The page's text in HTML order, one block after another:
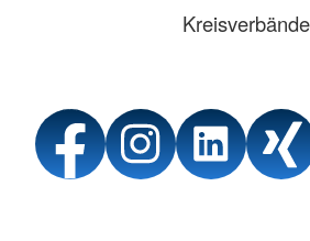
Kreisverbände